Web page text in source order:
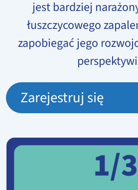
jest bardziej
łuszczycowego
zapobiegać jego
Zarejestruj się
1/3